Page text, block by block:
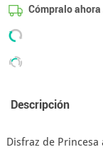
Cómpralo
Descripción
Disfraz de